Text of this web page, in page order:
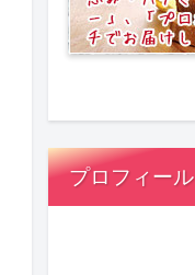
プロフィール